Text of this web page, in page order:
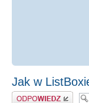
Jak w
Odpowiedz